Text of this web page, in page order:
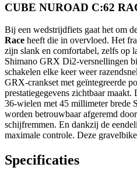
CUBE NUROAD C:62
Bij een wedstrijdfiets gaat het om
Race heeft die in overvloed. Het
zijn slank en comfortabel, zelfs op
Shimano GRX Di2-versnellingen
schakelen elke keer weer
GRX-crankset met geïntegreerde
prestatiegegevens zichtbaar
36-wielen met 45 millimeter brede
worden betrouwbaar afgeremd
schijfremmen. En dankzij de
maximale controle. Deze
Specificaties